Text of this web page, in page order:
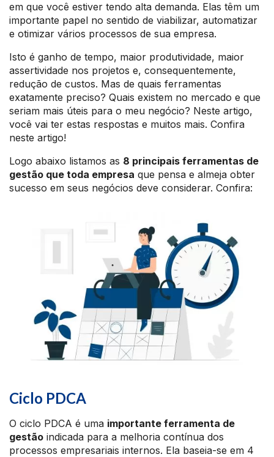
em que você estiver tendo alta demanda. Elas têm um
importante papel no sentido de viabilizar, automatizar
e otimizar vários processos de sua empresa.
Isto é ganho de tempo, maior produtividade, maior
assertividade nos projetos e, consequentemente,
redução de custos. Mas de quais ferramentas
exatamente preciso? Quais existem no mercado e que
seriam mais úteis para o meu negócio? Neste artigo,
você vai ter estas respostas e muitos mais. Confira
neste artigo!
Logo abaixo listamos as 8 principais ferramentas de
gestão que toda empresa que pensa e almeja obter
sucesso em seus negócios deve considerar. Confira:
Ciclo PDCA
O ciclo PDCA é uma importante ferramenta de
gestão indicada para a melhoria contínua dos
processos empresariais internos. Ela baseia-se em 4